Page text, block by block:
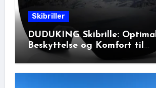
Skibriller
DUDUKING Skibrille: Optimal
Beskyttelse og Komfort til
Vinteraktiviteter